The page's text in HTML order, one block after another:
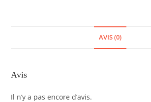
AVIS (0)
Avis
Il n’y a pas encore d’avis.